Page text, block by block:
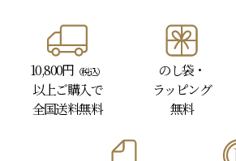
10,800円 （税込）
以上ご購入で
全国送料無料
のし袋・
ラッピング
無料